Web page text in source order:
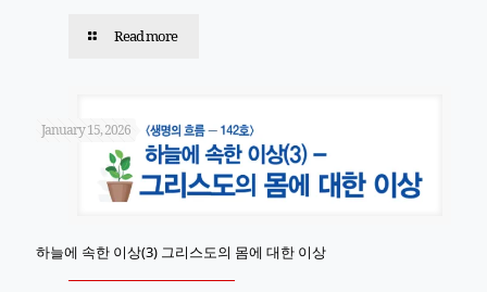
Read more
January 15, 2026
하늘에 속한 이상(3) 그리스도의 몸에 대한 이상